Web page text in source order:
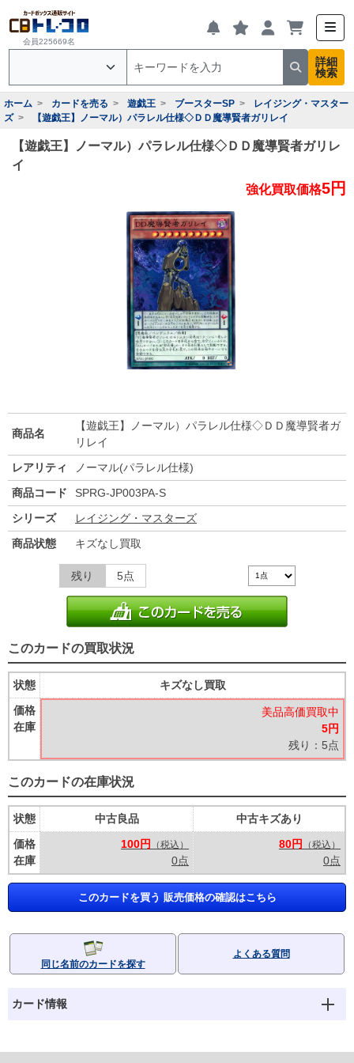
会員225669名
詳細
検索
ホーム カードを売る 遊戯王 ブースターSP
レイジング・マスター
ズ
【遊戯王】ノーマル）パラレル仕様◇ＤＤ魔導賢者ガリレイ
【遊戯王】ノーマル）パラレル仕様◇ＤＤ魔導賢者ガリレ
イ
強化買取価格5円
商品名
【遊戯王】ノーマル）パラレル仕様◇ＤＤ魔導賢者ガ
リレイ
レアリティ
ノーマル(パラレル仕様)
商品コード
SPRG-JP003PA-S
シリーズ
レイジング・マスターズ
商品状態
キズなし買取
残り 5点
このカードの買取状況
状態
価格
在庫
キズなし買取
美品高価買取中
5円
残り：5点
このカードの在庫状況
状態
価格
在庫
中古良品
100円
（税込）
0点
中古キズあり
80円
（税込）
0点
このカードを買う 販売価格の確認はこちら
同じ名前のカードを探す
よくある質問
カード情報